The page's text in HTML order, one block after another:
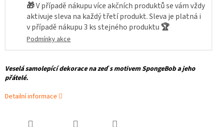
🎁V případě nákupu více akčních produktů se vám vždy
aktivuje sleva na každý třetí produkt. Sleva je platná i
v případě nákupu 3 ks stejného produktu 🏆
Podmínky akce
Veselá samolepící dekorace na zeď s motivem SpongeBob a jeho
přátelé.
Detailní informace